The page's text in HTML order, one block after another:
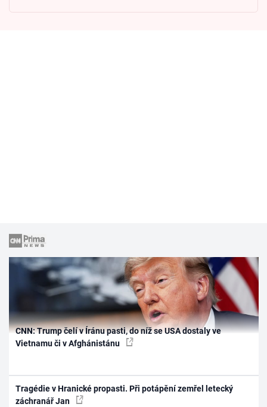
CNN: Trump čelí v Íránu pasti, do níž se USA dostaly ve
Vietnamu či v Afghánistánu
Tragédie v Hranické propasti. Při potápění zemřel letecký
záchranář Jan